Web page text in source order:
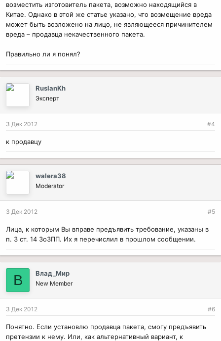
возместить изготовитель пакета, возможно находящийся в
Китае. Однако в этой же статье указано, что возмещение вреда
может быть возложено на лицо, не являющееся причинителем
вреда – продавца некачественного пакета.
Правильно ли я понял?
RuslanKh
Эксперт
3 Дек 2012 #4
к продавцу
walera38
Moderator
3 Дек 2012 #5
Лица, к которым Вы вправе предъявить требование, указаны в
п. 3 ст. 14 ЗоЗПП. Их я перечислил в прошлом сообщении.
В Влад_Мир
New Member
3 Дек 2012 #6
Понятно. Если установлю продавца пакета, смогу предъявить
претензии к нему. Или, как альтернативный вариант, к